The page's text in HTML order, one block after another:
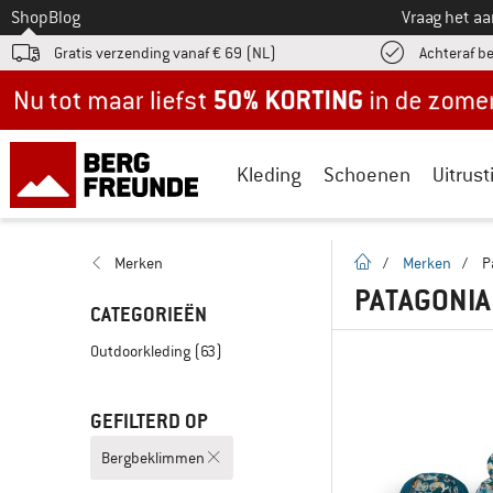
Naar
ShopBlog Vraag het
Gratis verzending vanaf € 69 (NL) Achteraf
Kleding Schoenen
Merken
CATEGORIEËN
Outdoorkleding (63)
GEFILTERD OP
Bergbeklimmen
Startpagina
/ Merken /